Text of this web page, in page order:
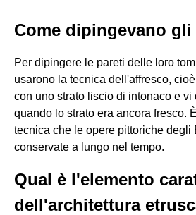
Come dipingevano
Per dipingere le pareti delle loro
usarono la tecnica dell'affresco,
con uno strato liscio di intonaco e vi
quando lo strato era ancora fresco.
tecnica che le opere pittoriche degli
conservate a lungo nel tempo.
Qual è l'elemento
dell'architettura